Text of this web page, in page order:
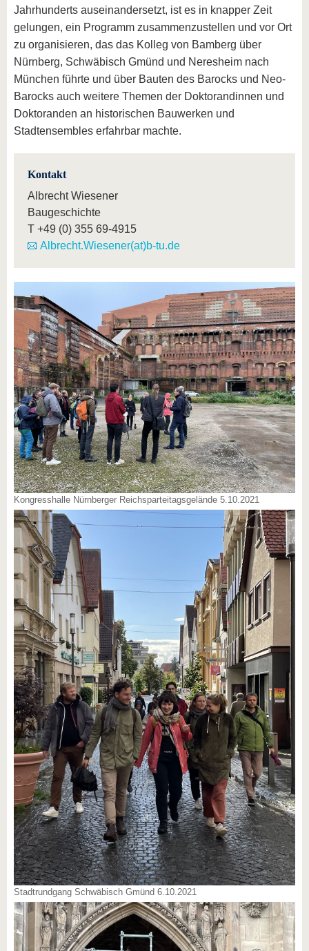
Jahrhunderts auseinandersetzt, ist es in knapper Zeit
gelungen, ein Programm zusammenzustellen und vor Ort
zu organisieren, das das Kolleg von Bamberg über
Nürnberg, Schwäbisch Gmünd und Neresheim nach
München führte und über Bauten des Barocks und Neo-
Barocks auch weitere Themen der Doktorandinnen und
Doktoranden an historischen Bauwerken und
Stadtensembles erfahrbar machte.
Kontakt
Albrecht Wiesener
Baugeschichte
T +49 (0) 355 69-4915
Albrecht.Wiesener(at)b-tu.de
Kongresshalle Nürnberger Reichsparteitagsgelände 5.10.2021
Stadtrundgang Schwäbisch Gmünd 6.10.2021